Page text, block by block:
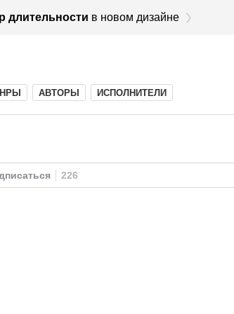
длительности в новом дизайне
АВТОРЫ ИСПОЛНИТЕЛИ
226